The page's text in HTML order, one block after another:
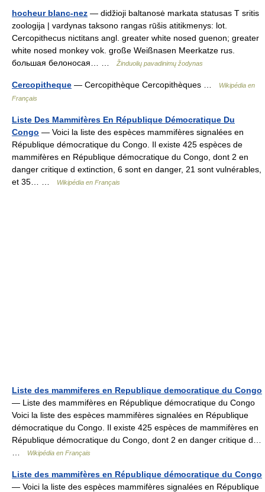
hocheur blanc-nez — didžioji baltanosė markata statusas T sritis
zoologija | vardynas taksono rangas rūšis atitikmenys: lot.
Cercopithecus nictitans angl. greater white nosed guenon; greater
white nosed monkey vok. große Weißnasen Meerkatze rus.
большая белоносая… …
Žinduolių pavadinimų žodynas
Cercopitheque — Cercopithèque Cercopithèques …
Wikipédia en
Français
Liste Des Mammifères En République Démocratique Du
Congo — Voici la liste des espèces mammifères signalées en
République démocratique du Congo. Il existe 425 espèces de
mammifères en République démocratique du Congo, dont 2 en
danger critique d extinction, 6 sont en danger, 21 sont vulnérables,
et 35… …
Wikipédia en Français
Liste des mammiferes en Republique democratique du Congo
— Liste des mammifères en République démocratique du Congo
Voici la liste des espèces mammifères signalées en République
démocratique du Congo. Il existe 425 espèces de mammifères en
République démocratique du Congo, dont 2 en danger critique d…
Wikipédia en Français
Liste des mammifères en République démocratique du Congo
— Voici la liste des espèces mammifères signalées en République